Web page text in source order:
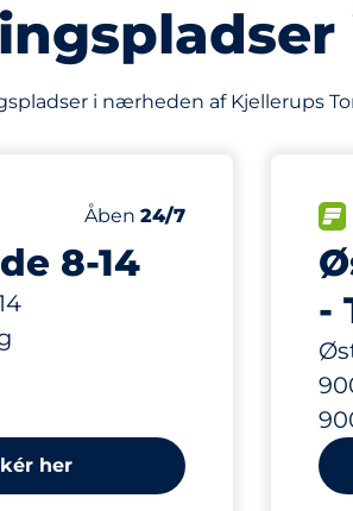
i nærheden af Kjellerups
8-14
Antal parkeringspladser:
Antal pladser i alt&nbsp
116
Torsdag&nbsp
Åben 24/7
her
-